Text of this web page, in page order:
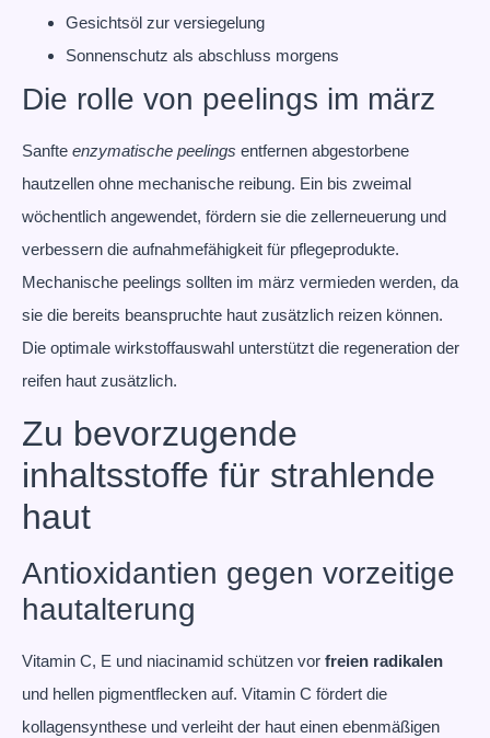
Gesichtsöl zur versiegelung
Sonnenschutz als abschluss morgens
Die rolle von peelings im märz
Sanfte enzymatische peelings entfernen abgestorbene
hautzellen ohne mechanische reibung. Ein bis zweimal
wöchentlich angewendet, fördern sie die zellerneuerung und
verbessern die aufnahmefähigkeit für pflegeprodukte.
Mechanische peelings sollten im märz vermieden werden, da
sie die bereits beanspruchte haut zusätzlich reizen können.
Die optimale wirkstoffauswahl unterstützt die regeneration der
reifen haut zusätzlich.
Zu bevorzugende
inhaltsstoffe für strahlende
haut
Antioxidantien gegen vorzeitige
hautalterung
Vitamin C, E und niacinamid schützen vor freien radikalen
und hellen pigmentflecken auf. Vitamin C fördert die
kollagensynthese und verleiht der haut einen ebenmäßigen